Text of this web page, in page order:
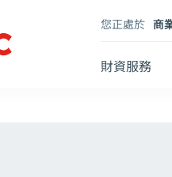
財資服務
您正處於 商